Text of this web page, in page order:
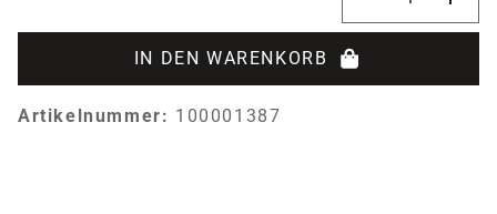
IN DEN WARENKORB
Artikelnummer: 100001387